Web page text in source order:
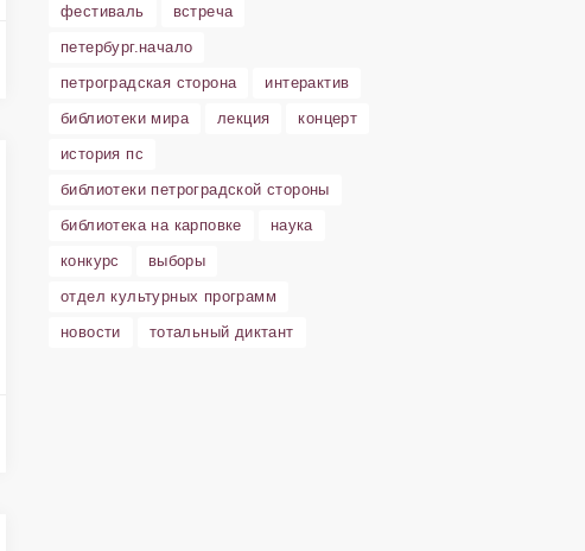
фестиваль
встреча
петербург.начало
петроградская сторона
интерактив
библиотеки мира
лекция
концерт
история пс
библиотеки петроградской стороны
библиотека на карповке
наука
конкурс
выборы
отдел культурных программ
новости
тотальный диктант